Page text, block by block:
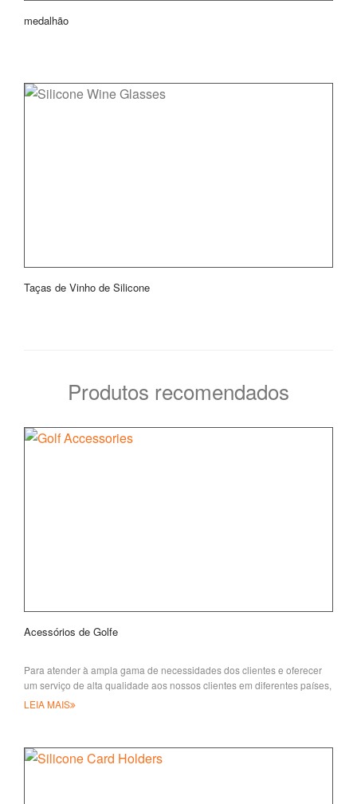
medalhão
Taças de Vinho de Silicone
Produtos recomendados
Acessórios de Golfe
Para atender à ampla gama de necessidades dos clientes e oferecer
um serviço de alta qualidade aos nossos clientes em diferentes países,
LEIA MAIS